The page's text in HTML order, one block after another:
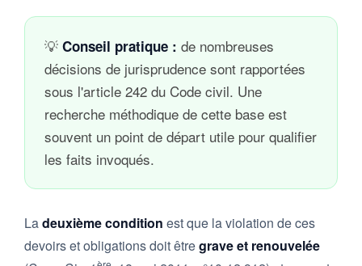
💡 Conseil pratique : de nombreuses
décisions de jurisprudence sont rapportées
sous l'article 242 du Code civil. Une
recherche méthodique de cette base est
souvent un point de départ utile pour qualifier
les faits invoqués.
Ladeuxième condition est que la violation de ces
devoirs et obligations doit êtregrave et renouvelée